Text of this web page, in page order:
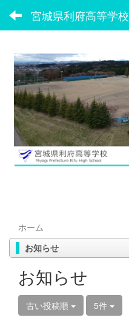
宮城県利府高等学校
ホーム
お知らせ
お知らせ
古い投稿順 5件